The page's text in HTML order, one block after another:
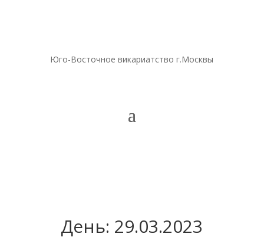
Юго-Восточное викариатство г.Москвы
День: 29.03.2023